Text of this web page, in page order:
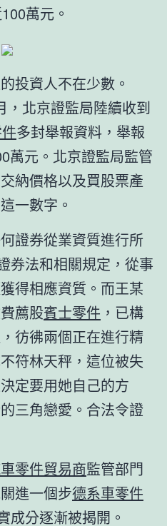
萬元。
投資人不在少數。
，北京證監局陸續收到
多封舉報資料，舉報
萬元。北京證監局監管
納價格以及買股票產
一數字。
證券從業資質進行所
券法和相關規定，從事
得相應資質。而王某
薦股賓士零件 ，已構
彷彿兩個正在進行精
符林天秤，這位被失
定要用她自己的方
三角戀愛。合法令證
零件貿易商監管部門
進一個步德系車零件
成分逐漸被揭開。